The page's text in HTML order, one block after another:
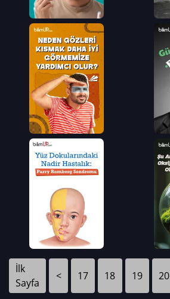
İlk
Sayfa
< 17 18 19 20